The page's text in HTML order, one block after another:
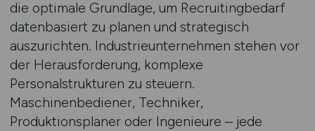
die optimale Grundlage, um Recruitingbedarf
datenbasiert zu planen und strategisch
auszurichten. Industrieunternehmen stehen vor
der Herausforderung, komplexe
Personalstrukturen zu steuern.
Maschinenbediener, Techniker,
Produktionsplaner oder Ingenieure – jede